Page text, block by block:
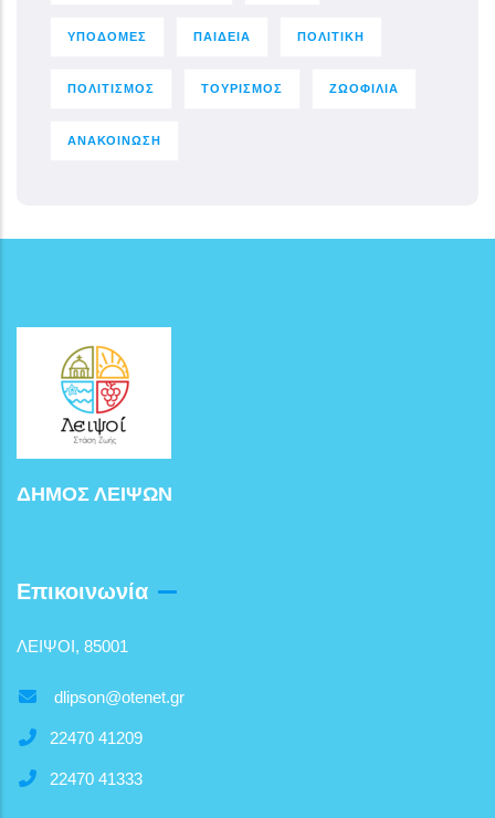
ΥΠΟΔΟΜΕΣ ΠΑΙΔΕΙΑ ΠΟΛΙΤΙΚΗ
ΠΟΛΙΤΙΣΜΟΣ ΤΟΥΡΙΣΜΟΣ ΖΩΟΦΙΛΙΑ
ΑΝΑΚΟΙΝΩΣΗ
ΔΗΜΟΣ ΛΕΙΨΩΝ
Επικοινωνία
ΛΕΙΨΟΙ, 85001
dlipson@otenet.gr
22470 41209
22470 41333